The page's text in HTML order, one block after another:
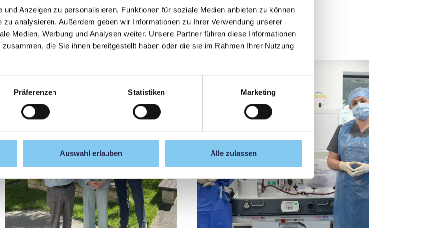
und Anzeigen zu personalisieren, Funktionen für soziale Medien anbieten zu können
zu analysieren. Außerdem geben wir Informationen zu Ihrer Verwendung unserer
Medien, Werbung und Analysen weiter. Unsere Partner führen diese Informationen
die Sie ihnen bereitgestellt haben oder die sie im Rahmen Ihrer Nutzung
Präferenzen Statistiken Marketing
Auswahl erlauben Alle zulassen